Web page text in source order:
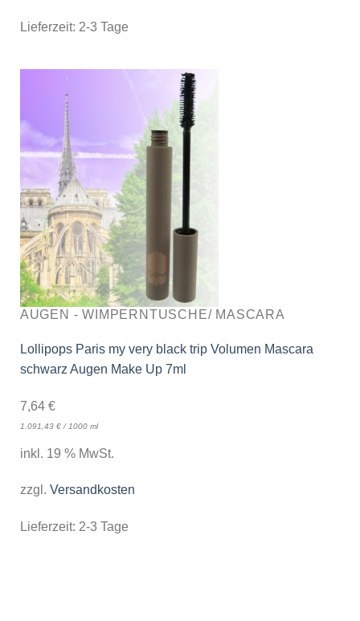
Lieferzeit: 2-3 Tage
AUGEN - WIMPERNTUSCHE/ MASCARA
Lollipops Paris my very black trip Volumen Mascara
schwarz Augen Make Up 7ml
7,64 €
1.091,43 €/ 1000 ml
inkl. 19 % MwSt.
zzgl. Versandkosten
Lieferzeit: 2-3 Tage